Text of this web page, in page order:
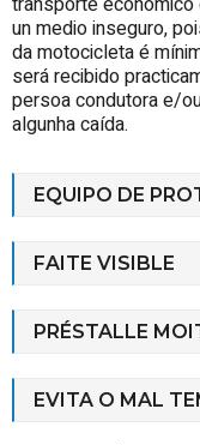
un medio inseguro,
da motocicleta é
será recibido
persoa condutora e/
algunha caída.
EQUIPO DE
FAITE VISIBLE
PRÉSTALLE
EVITA O MAL